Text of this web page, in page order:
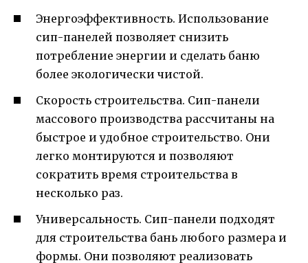
Энергоэффективность. Использование
сип-панелей позволяет снизить
потребление энергии и сделать баню
более экологически чистой.
Скорость строительства. Сип-панели
массового производства рассчитаны на
быстрое и удобное строительство. Они
легко монтируются и позволяют
сократить время строительства в
несколько раз.
Универсальность. Сип-панели подходят
для строительства бань любого размера и
формы. Они позволяют реализовать